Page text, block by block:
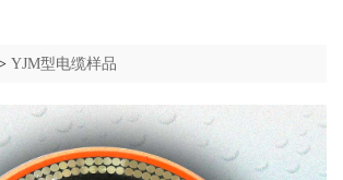
YJM型电缆样品